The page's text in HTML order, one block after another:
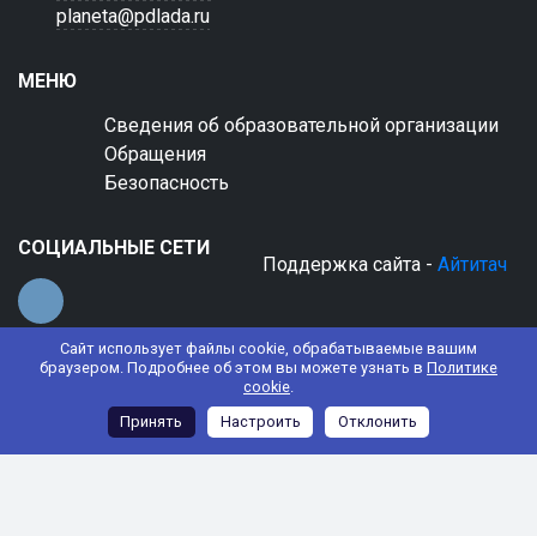
Сайт использует файлы cookie, обрабатываемые вашим
браузером. Подробнее об этом вы можете узнать в Политике
cookie.
Принять
Настроить Отклонить
planeta@pdlada.ru
МЕНЮ
Сведения об образовательной организации
Обращения
Безопасность
СОЦИАЛЬНЫЕ СЕТИ
Поддержка сайта - Айтитач
© 2022 АНО ДО "Планета детства "Лада"